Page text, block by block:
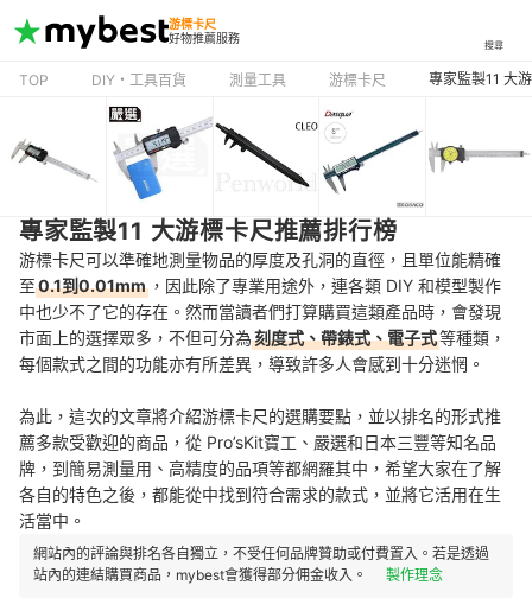
游標卡尺
好物推薦服務
搜尋
TOP DIY・工具百貨 測量工具 游標卡尺 專家監製11 大
專家監製11 大游標卡尺推薦排行榜
游標卡尺可以準確地測量物品的厚度及孔洞的直徑，且單位能精確
至0.1到0.01mm ，因此除了專業用途外，連各類 DIY 和模型製作
中也少不了它的存在。然而當讀者們打算購買這類產品時，會發現
市面上的選擇眾多，不但可分為刻度式、帶錶式、電子式等種類，
每個款式之間的功能亦有所差異，導致許多人會感到十分迷惘。
為此，這次的文章將介紹游標卡尺的選購要點，並以排名的形式推
薦多款受歡迎的商品，從 Pro’sKit寶工、嚴選和日本三豐等知名品
牌，到簡易測量用、高精度的品項等都網羅其中，希望大家在了解
各自的特色之後，都能從中找到符合需求的款式，並將它活用在生
活當中。
網站內的評論與排名各自獨立，不受任何品牌贊助或付費置入。若是透過
站內的連結購買商品，mybest會獲得部分佣金收入。
製作理念